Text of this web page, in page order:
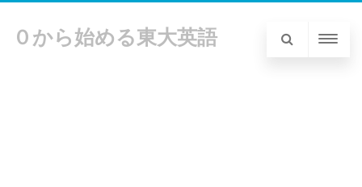
０から始める東大英語